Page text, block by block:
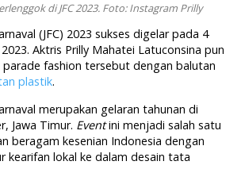
di JFC 2023. Foto: Instagram Prilly
(JFC) 2023 sukses digelar pada 4
Aktris Prilly Mahatei Latuconsina pun
parade fashion tersebut dengan balutan
plastik.
merupakan gelaran tahunan di
Jawa Timur. Eventini menjadi salah satu
beragam kesenian Indonesia dengan
kearifan lokal ke dalam desain tata